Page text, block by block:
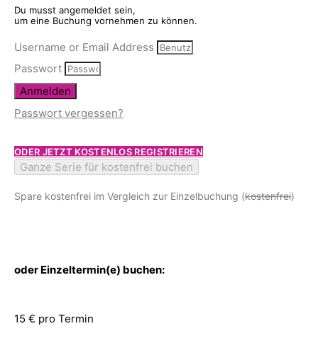
Du musst angemeldet sein,
um eine Buchung vornehmen zu können.
Username or Email Address
Passwort
Anmelden
Passwort vergessen?
ODER JETZT KOSTENLOS REGISTRIEREN
Ganze Serie für kostenfrei buchen
Spare kostenfrei im Vergleich zur Einzelbuchung (kostenfrei)
oder Einzeltermin(e) buchen:
15 € pro Termin